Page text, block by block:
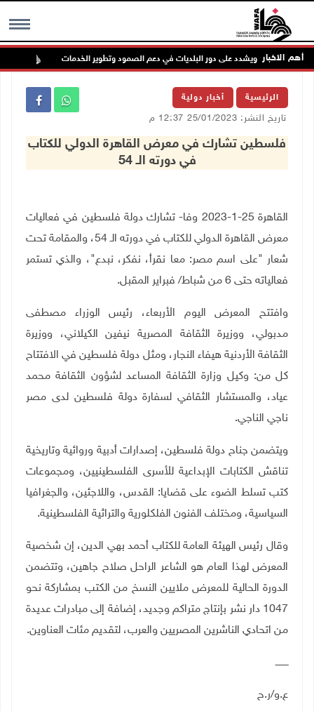
MENU أهم الاخبار
رام الله ويشدد على دور البلديات في دعم الصمود وتطوير الخدمات
الرئيسية أخبار دولية
تاريخ النشر: 25/01/2023 12:37 م
فلسطين تشارك في معرض القاهرة الدولي للكتاب
في دورته الـ 54
القاهرة 25-1-2023 وفا- تشارك دولة فلسطين في فعاليات
معرض القاهرة الدولي للكتاب في دورته الـ 54، والمقامة تحت
شعار "على اسم مصر: معا نقرأ، نفكر، نبدع"، والذي تستمر
فعالياته حتى 6 من شباط/ فبراير المقبل.
وافتتح المعرض اليوم الأربعاء، رئيس الوزراء مصطفى
مدبولي، ووزيرة الثقافة المصرية نيفين الكيلاني، ووزيرة
الثقافة الأردنية هيفاء النجار، ومثل دولة فلسطين في الافتتاح
كل من: وكيل وزارة الثقافة المساعد لشؤون الثقافة محمد
عياد، والمستشار الثقافي لسفارة دولة فلسطين لدى مصر
ناجي الناجي.
ويتضمن جناح دولة فلسطين، إصدارات أدبية وروائية وتاريخية
تناقش الكتابات الإبداعية للأسرى الفلسطينيين، ومجموعات
كتب تسلط الضوء على قضايا: القدس، واللاجئين، والجغرافيا
السياسية، ومختلف الفنون الفلكلورية والتراثية الفلسطينية.
وقال رئيس الهيئة العامة للكتاب أحمد بهي الدين، إن شخصية
المعرض لهذا العام هو الشاعر الراحل صلاح جاهين، وتتضمن
الدورة الحالية للمعرض ملايين النسخ من الكتب بمشاركة نحو
1047 دار نشر بإنتاج متراكم وجديد، إضافة إلى مبادرات عديدة
من اتحادي الناشرين المصريين والعرب، لتقديم مئات العناوين.
ـــــــــ
ع.و/ر.ح